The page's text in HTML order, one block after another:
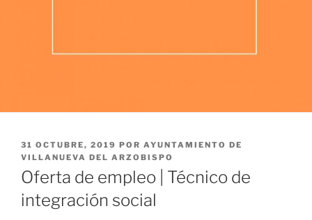
PUBLICADO
EL
31 OCTUBRE, 2019 POR AYUNTAMIENTO DE
VILLANUEVA DEL ARZOBISPO
Oferta de empleo | Técnico de
integración social